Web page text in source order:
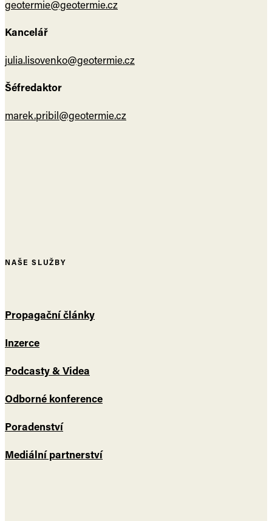
geotermie@geotermie.cz
Kancelář
julia.lisovenko@geotermie.cz
Šéfredaktor
marek.pribil@geotermie.cz
NAŠE SLUŽBY
Propagační články
Inzerce
Podcasty & Videa
Odborné konference
Poradenství
Mediální partnerství